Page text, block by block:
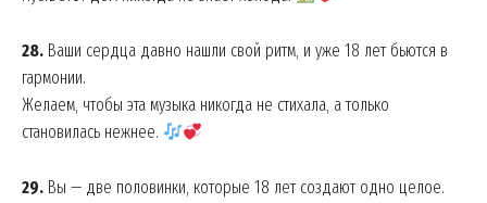
28. Ваши сердца давно нашли свой ритм, и уже 18 лет бьются в
гармонии.
Желаем, чтобы эта музыка никогда не стихала, а только
становилась нежнее.
29. Вы — две половинки, которые 18 лет создают одно целое.